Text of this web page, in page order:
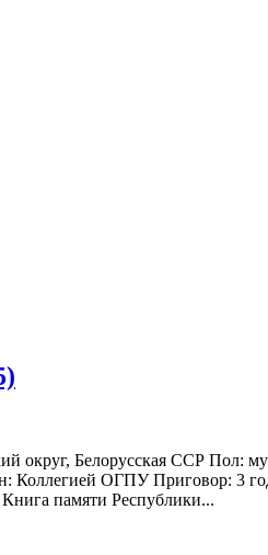
округ, Белорусская ССР Пол:
ОГПУ Приговор: 3
памяти Республики...